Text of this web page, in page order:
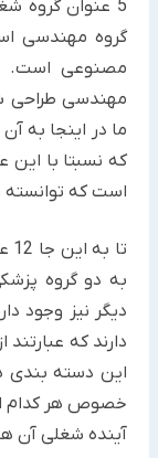
5 عنوان گروه
گروه مهندسی
مصنوعی است.
ما در اینجا به
که نسبتا با
است که توانسته
دیگر نیز وجود
دارند که
این دسته بندی
خصوص هر کدام
آینده شغلی آن